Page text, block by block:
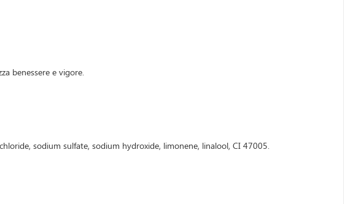
benessere e vigore.
sodium sulfate, sodium hydroxide, limonene, linalool, CI 47005.